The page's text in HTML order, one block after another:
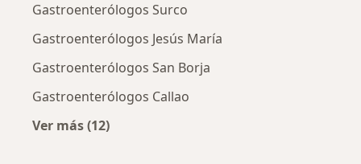
Gastroenterólogos Surco
Gastroenterólogos Jesús María
Gastroenterólogos San Borja
Gastroenterólogos Callao
Ver más (12)